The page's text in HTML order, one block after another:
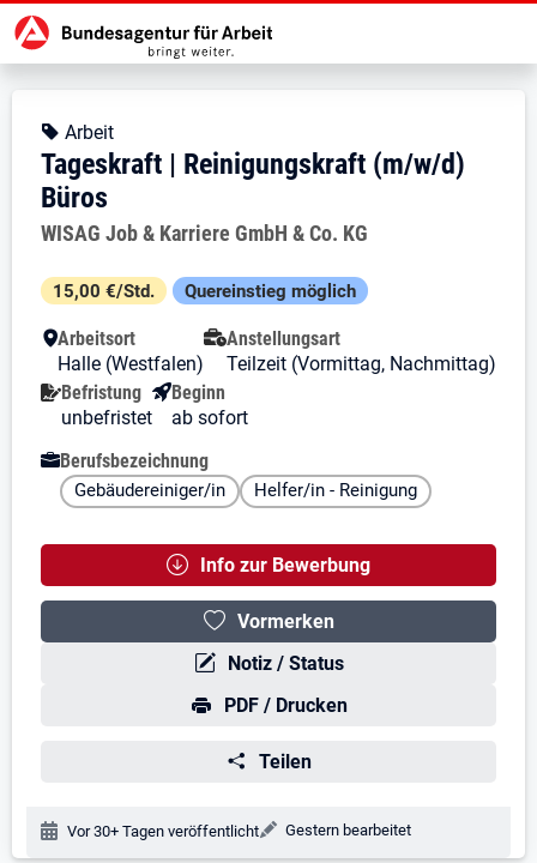
Zur Jobsuche Startseite
Stellendetails zu: Tageskraft |
Tageskraft |
Tageskraft | Reinigungskraft (m/
Kopfbereich
Angebotsart:
Arbeit
Tageskraft | Reinigungskraft (m/w/d)
Büros
Arbeitgeber:
WISAG Job & Karriere GmbH & Co. KG
Besondere Merkmale
15,00 €/Std. Quereinstieg möglich
Arbeitsort
Halle (Westfalen)
Anstellungsart
Teilzeit (Vormittag, Nachmittag)
Befristung
unbefristet
Beginn
ab sofort
Berufsbezeichnung
Gebäudereiniger/in Helfer/in - Reinigung
Info zur Bewerbung
Vormerken
Notiz / Status
PDF / Drucken
Teilen
Veröffentlichungsdatum:
Vor 30+ Tagen veröffentlicht Änderungsdatum:
Gestern bearbeitet